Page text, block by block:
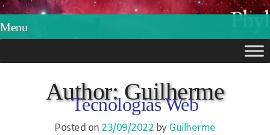
Phylos.net
Menu
Author:Guilherme
Tecnologias Web
Posted on 23/09/2022 byGuilherme